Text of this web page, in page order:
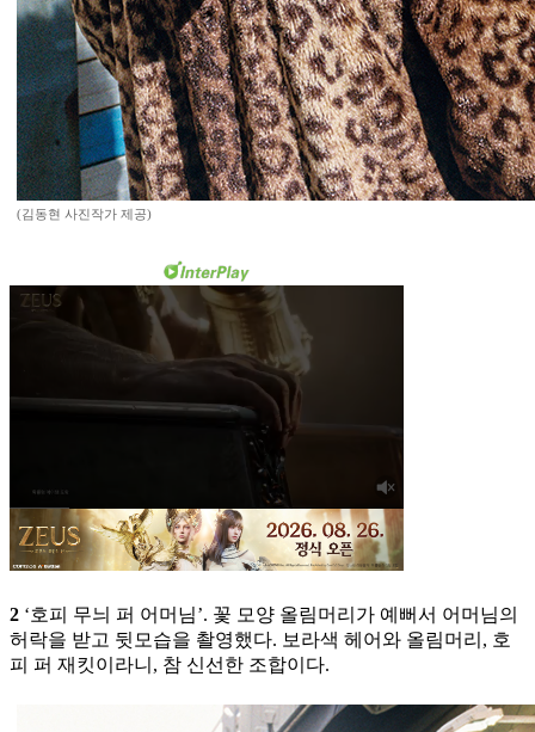
(김동현 사진작가 제공)
2 ‘호피 무늬 퍼 어머님’. 꽃 모양 올림머리가 예뻐서 어머님의
허락을 받고 뒷모습을 촬영했다. 보라색 헤어와 올림머리, 호
피 퍼 재킷이라니, 참 신선한 조합이다.